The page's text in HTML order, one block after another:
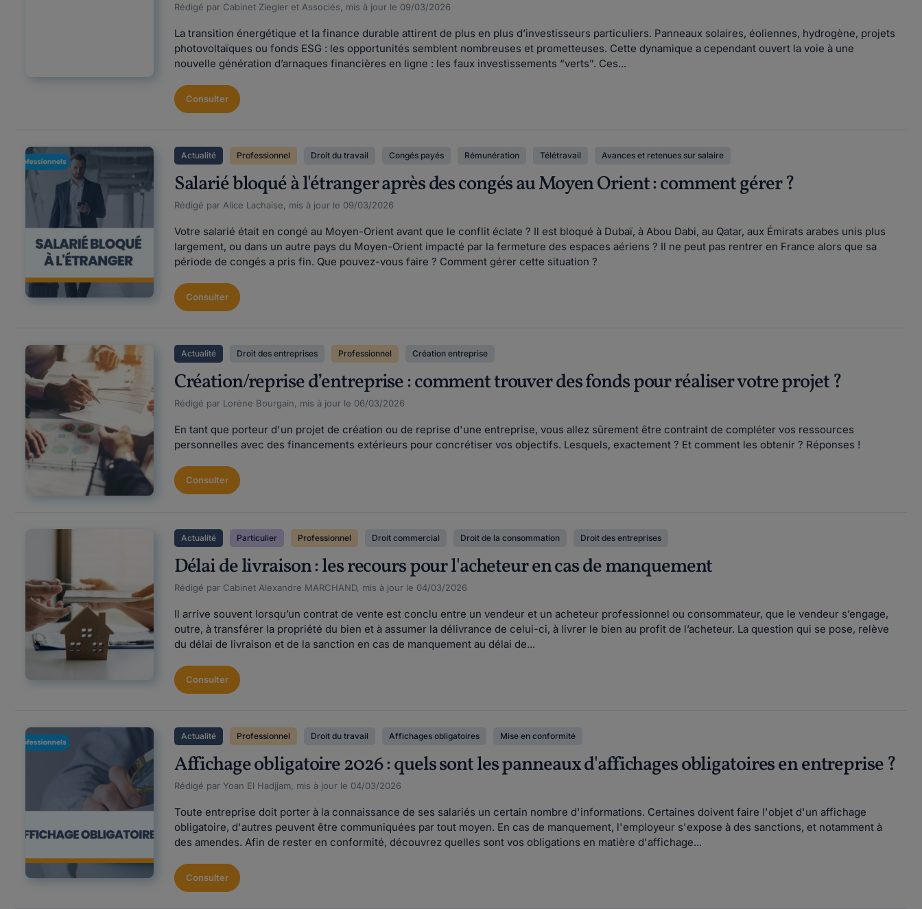
Rédigé par Cabinet Ziegler et Associés, mis à jour le 09/03/2026
La transition énergétique et la finance durable attirent de plus en plus d’investisseurs particuliers. Panneaux solaires, éoliennes, hydrogène, projets
photovoltaïques ou fonds ESG : les opportunités semblent nombreuses et prometteuses. Cette dynamique a cependant ouvert la voie à une
nouvelle génération d’arnaques financières en ligne : les faux investissements “verts”. Ces...
Consulter
Actualité Professionnel Droit du travail Congés payés Rémunération Télétravail Avances et retenues sur salaire
Salarié bloqué à l'étranger après des congés au Moyen Orient : comment gérer ?
Rédigé par Alice Lachaise, mis à jour le 09/03/2026
Votre salarié était en congé au Moyen-Orient avant que le conflit éclate ? Il est bloqué à Dubaï, à Abou Dabi, au Qatar, aux Émirats arabes unis plus
largement, ou dans un autre pays du Moyen-Orient impacté par la fermeture des espaces aériens ? Il ne peut pas rentrer en France alors que sa
période de congés a pris fin. Que pouvez-vous faire ? Comment gérer cette situation ?
Consulter
Actualité Droit des entreprises Professionnel Création entreprise
Création/reprise d’entreprise : comment trouver des fonds pour réaliser votre projet ?
Rédigé par Lorène Bourgain, mis à jour le 06/03/2026
En tant que porteur d'un projet de création ou de reprise d'une entreprise, vous allez sûrement être contraint de compléter vos ressources
personnelles avec des financements extérieurs pour concrétiser vos objectifs. Lesquels, exactement ? Et comment les obtenir ? Réponses !
Consulter
Actualité Particulier Professionnel Droit commercial Droit de la consommation Droit des entreprises
Délai de livraison : les recours pour l'acheteur en cas de manquement
Rédigé par Cabinet Alexandre MARCHAND, mis à jour le 04/03/2026
Il arrive souvent lorsqu’un contrat de vente est conclu entre un vendeur et un acheteur professionnel ou consommateur, que le vendeur s’engage,
outre, à transférer la propriété du bien et à assumer la délivrance de celui-ci, à livrer le bien au profit de l’acheteur. La question qui se pose, relève
du délai de livraison et de la sanction en cas de manquement au délai de...
Consulter
Actualité Professionnel Droit du travail Affichages obligatoires Mise en conformité
Affichage obligatoire 2026 : quels sont les panneaux d'affichages obligatoires en entreprise ?
Rédigé par Yoan El Hadjjam, mis à jour le 04/03/2026
Toute entreprise doit porter à la connaissance de ses salariés un certain nombre d'informations. Certaines doivent faire l'objet d'un affichage
obligatoire, d'autres peuvent être communiquées par tout moyen. En cas de manquement, l'employeur s'expose à des sanctions, et notamment à
des amendes. Afin de rester en conformité, découvrez quelles sont vos obligations en matière d'affichage...
Consulter